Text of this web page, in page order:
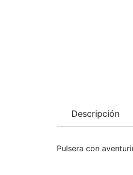
Descripción
Pulsera con